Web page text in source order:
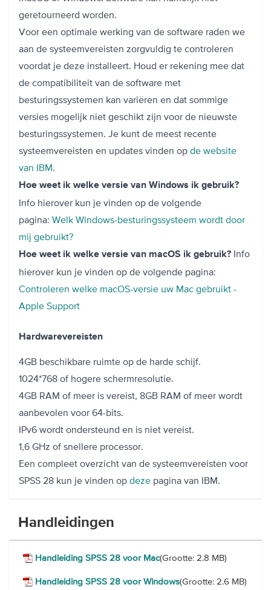
geretourneerd worden.
Voor een optimale werking van de software raden we
aan de systeemvereisten zorgvuldig te controleren
voordat je deze installeert. Houd er rekening mee dat
de compatibiliteit van de software met
besturingssystemen kan variëren en dat sommige
versies mogelijk niet geschikt zijn voor de nieuwste
besturingssystemen. Je kunt de meest recente
systeemvereisten en updates vinden op ⁠ de website
van IBM.
Hoe weet ik welke versie van Windows ik gebruik?
Info hierover kun je vinden op de volgende
pagina: Welk Windows-besturingssysteem wordt door
mij gebruikt?
Hoe weet ik welke versie van macOS ik gebruik? Info
hierover kun je vinden op de volgende pagina:
Controleren welke macOS-versie uw Mac gebruikt -
Apple Support
Hardwarevereisten
4GB beschikbare ruimte op de harde schijf.
1024*768 of hogere schermresolutie.
4GB RAM of meer is vereist, 8GB RAM of meer wordt
aanbevolen voor 64-bits.
IPv6 wordt ondersteund en is niet vereist.
1,6 GHz of snellere processor.
Een compleet overzicht van de systeemvereisten voor
SPSS 28 kun je vinden op deze pagina van IBM.
Handleidingen
Handleiding SPSS 28 voor Mac(Grootte: 2.8 MB)
Handleiding SPSS 28 voor Windows(Grootte: 2.6 MB)